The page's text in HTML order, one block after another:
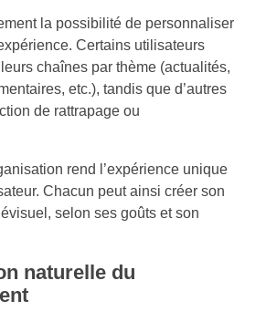
la possibilité de personnaliser
Certains utilisateurs
chaînes par thème (actualités,
etc.), tandis que d’autres
de rattrapage ou
rend l’expérience unique
Chacun peut ainsi créer son
selon ses goûts et son
naturelle du